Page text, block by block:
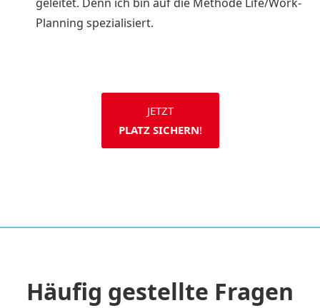
Planning spezialisiert.
JETZT
PLATZ SICHERN!
Häufig gestellte Fragen